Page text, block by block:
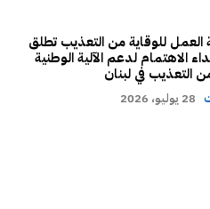
للوقاية من التعذيب تطلق
الاهتمام لدعم الآلية الوطنية
التعذيب في لبنان
28 يوليو، 2026